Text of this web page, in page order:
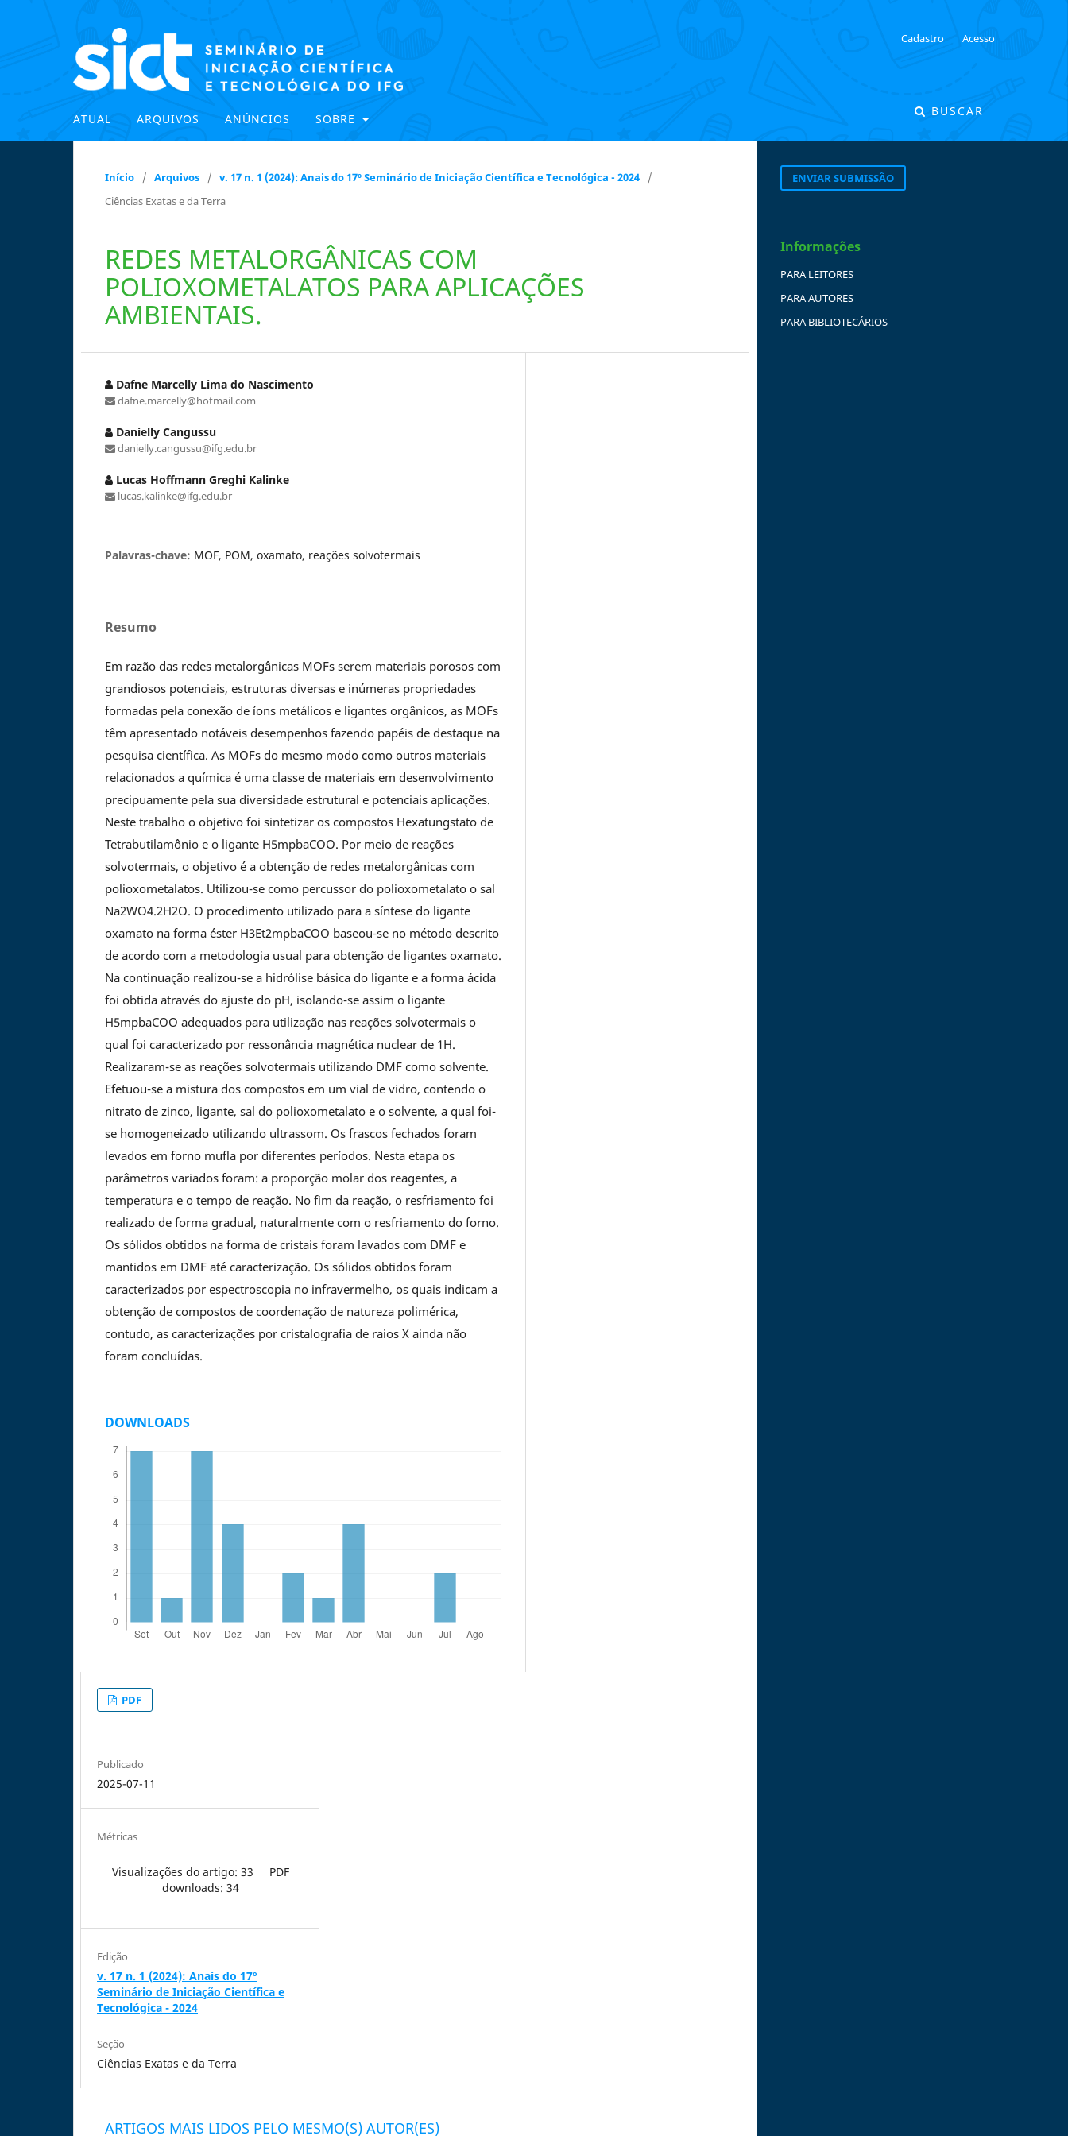
ATUAL ARQUIVOS ANÚNCIOS SOBRE
BUSCAR
Cadastro Acesso
Início / Arquivos / v. 17 n. 1 (2024): Anais do 17º Seminário de Iniciação Científica e Tecnológica - 2024
/
Ciências Exatas e da Terra
REDES METALORGÂNICAS COM
POLIOXOMETALATOS PARA APLICAÇÕES
AMBIENTAIS.
Dafne Marcelly Lima do Nascimento
dafne.marcelly@hotmail.com
Danielly Cangussu
danielly.cangussu@ifg.edu.br
Lucas Hoffmann Greghi Kalinke
lucas.kalinke@ifg.edu.br
Palavras-chave: MOF, POM, oxamato, reações solvotermais
Resumo
Em razão das redes metalorgânicas MOFs serem materiais porosos com
grandiosos potenciais, estruturas diversas e inúmeras propriedades
formadas pela conexão de íons metálicos e ligantes orgânicos, as MOFs
têm apresentado notáveis desempenhos fazendo papéis de destaque na
pesquisa científica. As MOFs do mesmo modo como outros materiais
relacionados a química é uma classe de materiais em desenvolvimento
precipuamente pela sua diversidade estrutural e potenciais aplicações.
Neste trabalho o objetivo foi sintetizar os compostos Hexatungstato de
Tetrabutilamônio e o ligante H5mpbaCOO. Por meio de reações
solvotermais, o objetivo é a obtenção de redes metalorgânicas com
polioxometalatos. Utilizou-se como percussor do polioxometalato o sal
Na2WO4.2H2O. O procedimento utilizado para a síntese do ligante
oxamato na forma éster H3Et2mpbaCOO baseou-se no método descrito
de acordo com a metodologia usual para obtenção de ligantes oxamato.
Na continuação realizou-se a hidrólise básica do ligante e a forma ácida
foi obtida através do ajuste do pH, isolando-se assim o ligante
H5mpbaCOO adequados para utilização nas reações solvotermais o
qual foi caracterizado por ressonância magnética nuclear de 1H.
Realizaram-se as reações solvotermais utilizando DMF como solvente.
Efetuou-se a mistura dos compostos em um vial de vidro, contendo o
nitrato de zinco, ligante, sal do polioxometalato e o solvente, a qual foi-
se homogeneizado utilizando ultrassom. Os frascos fechados foram
levados em forno mufla por diferentes períodos. Nesta etapa os
parâmetros variados foram: a proporção molar dos reagentes, a
temperatura e o tempo de reação. No fim da reação, o resfriamento foi
realizado de forma gradual, naturalmente com o resfriamento do forno.
Os sólidos obtidos na forma de cristais foram lavados com DMF e
mantidos em DMF até caracterização. Os sólidos obtidos foram
caracterizados por espectroscopia no infravermelho, os quais indicam a
obtenção de compostos de coordenação de natureza polimérica,
contudo, as caracterizações por cristalografia de raios X ainda não
foram concluídas.
DOWNLOADS
PDF
Publicado
2025-07-11
Métricas
Visualizações do artigo: 33
PDF
downloads: 34
Edição
v. 17 n. 1 (2024): Anais do 17º
Seminário de Iniciação Científica e
Tecnológica - 2024
Seção
Ciências Exatas e da Terra
ARTIGOS MAIS LIDOS PELO MESMO(S) AUTOR(ES)
ENVIAR SUBMISSÃO
Informações
PARA LEITORES
PARA AUTORES
PARA BIBLIOTECÁRIOS